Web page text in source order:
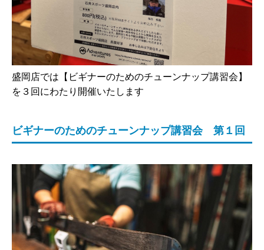
盛岡店では【ビギナーのためのチューンナップ講習会】
を３回にわたり開催いたします
ビギナーのためのチューンナップ講習会 第１回